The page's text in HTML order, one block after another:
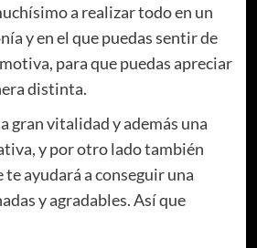
a realizar todo en un
y en el que puedas sentir de
para que puedas apreciar
distinta.
gran vitalidad y además una
y por otro lado también
te ayudará a conseguir una
y agradables. Así que